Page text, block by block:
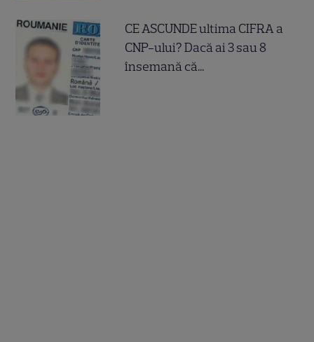
CE ASCUNDE ultima CIFRA a
CNP-ului? Dacă ai 3 sau 8
însemană că...